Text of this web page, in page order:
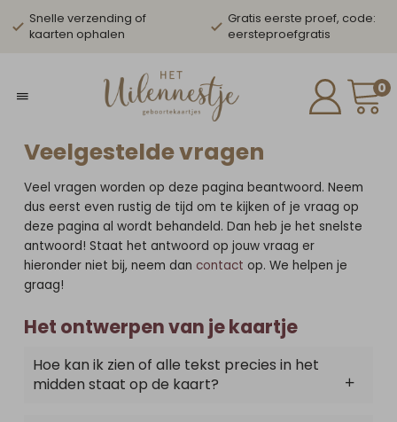
Snelle verzending of
kaarten ophalen
Gratis eerste proef, code:
eersteproefgratis
0
Veelgestelde vragen
Veel vragen worden op deze pagina beantwoord. Neem
dus eerst even rustig de tijd om te kijken of je vraag op
deze pagina al wordt behandeld. Dan heb je het snelste
antwoord! Staat het antwoord op jouw vraag er
hieronder niet bij, neem dan contact op. We helpen je
graag!
Het ontwerpen van je kaartje
Hoe kan ik zien of alle tekst precies in het
midden staat op de kaart?